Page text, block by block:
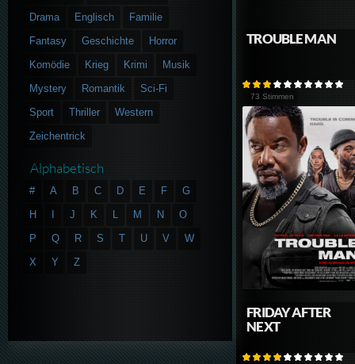
TROUBLE MAN
73 Stimmen
FRIDAY AFTER
NEXT
Drama
Englisch
Familie
Fantasy
Geschichte
Horror
Komödie
Krieg Krimi
Musik
Mystery
Romantik
Sci-Fi
Sport
Thriller
Western
Zeichentrick
Alphabetisch
# A B C D E F
G
H
J K L M N
O
P
Q R S T U V
W
X
Y Z